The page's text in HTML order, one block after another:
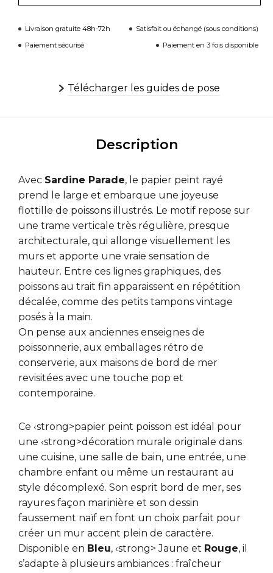
Livraison gratuite 48h-72h
Satisfait ou échangé (sous conditions)
Paiement sécurisé
Paiement en 3 fois disponible
Télécharger les guides de pose
Description
Avec Sardine Parade, le papier peint rayé
prend le large et embarque une joyeuse
flottille de poissons illustrés. Le motif repose sur
une trame verticale très régulière, presque
architecturale, qui allonge visuellement les
murs et apporte une vraie sensation de
hauteur. Entre ces lignes graphiques, des
poissons au trait fin apparaissent en répétition
décalée, comme des petits tampons vintage
posés à la main.
On pense aux anciennes enseignes de
poissonnerie, aux emballages rétro de
conserverie, aux maisons de bord de mer
revisitées avec une touche pop et
contemporaine.
Ce ‹strong>papier peint poisson est idéal pour
une ‹strong>décoration murale originale dans
une cuisine, une salle de bain, une entrée, une
chambre enfant ou même un restaurant au
style décomplexé. Son esprit bord de mer, ses
rayures façon marinière et son dessin
faussement naïf en font un choix parfait pour
créer un mur accent plein de caractère.
Disponible en Bleu, ‹strong> Jaune et Rouge, il
s’adapte à plusieurs ambiances : fraîcheur